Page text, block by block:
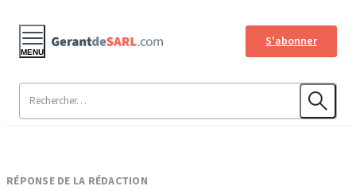
S'abonner
MENU
RÉPONSE DE LA RÉDACTION